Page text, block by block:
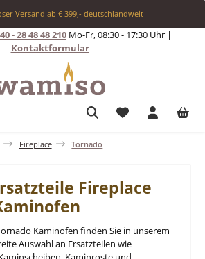
Versand ab € 399,- deutschlandweit
- 28 48 48 210Mo-Fr, 08:30 - 17:30 Uhr |
Kontaktformular
Du hast 0
Fireplace Tornado
Fireplace
Kaminofen finden Sie in unserem
Auswahl an Ersatzteilen wie